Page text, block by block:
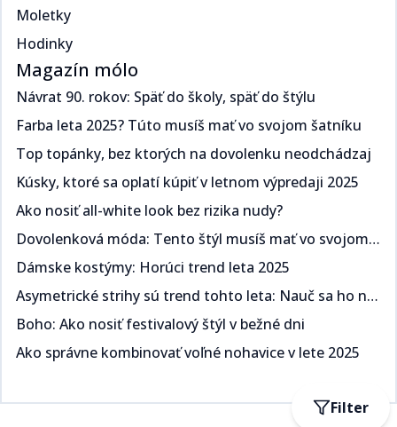
Filter
Moletky
Hodinky
Magazín mólo
Návrat 90. rokov: Späť do školy, späť do štýlu​​​​‌ ‍ ​‍​‍‌‍ ‌ ​‍‌‍‍‌‌‍‌ ‌‍‍‌‌‍ ‍​‍​‍​ ‍‍​‍​‍‌ ​ ‌‍​‌‌‍ ‍‌‍‍‌‌ ‌​‌ ‍‌​‍ ‍‌‍‍‌‌‍ ​‍​‍​‍ ​​‍​‍‌‍‍​‌ ​‍‌‍‌‌‌‍‌‍​‍​‍​ ‍‍​‍​‍‌‍‍​‌ ‌​‌ ‌​‌ ​​​ ‍‍​‍ ​‍ ‌‍ ​‌‍ ‌‍​ ‌‍​‌‌‍ ​‌‍‍​‌‍ ‌ ​ ‌ ‌​​ ‍‍​ ​ ​ ​​​ ​​​ ​​​‍ ‌ ​ ‌ ‌​‌ ‌‌‌‍‌​‌‍‍‌‌‍ ​‍ ‌‍‍‌‌‍ ‍‌ ‌​‌‍‌‌‌‍ ‍‌ ‌​​‍ ‌‍‌‌‌‍‌​‌‍‍‌‌ ‌​​‍ ‌‍ ‌‌‍ ‌‍‌​‌‍‌‌​ ‌‌ ​​‌ ​‍‌‍‌‌‌ ​ ‌‍‌‌‌‍ ‍‌ ‌​‌‍​‌‌ ‌​‌‍‍‌‌‍ ‌‍ ‍​ ‍ ‌‍‍‌‌‍‌​​ ‌​ ​‍‌‍​ ‌‍​ ‌‍‌​​ ‍​​ ‍​​ ‌‌​ ​‌​‍ ‌​ ‍​​ ​ ‌‍​‌​ ​‌​‍ ‌​ ‌​‌‍‌​​ ​‌​ ​‍​‍ ‌‌‍​‌‌‍​‌​ ​​​ ​​​‍ ‌​ ‍‌​ ‌ ​ ​‌‌‍​ ​ ​‌​ ​‌‌‍​‍‌‍‌​​ ​‍‌‍‌​‌‍‌‍​ ‌ ​ ‍ ‌ ‌​‌ ‍‌‌ ​​‌‍‌‌​ ‌‌ ​​‌‍ ‌ ​ ‌ ‌​​ ‍ ‌ ​​‌‍​‌‌ ‌​‌‍‍​​ ‌‌ ‌​‌‍‍‌‌ ‌​‌‍ ​‌‍‌‌​ ‌‍​‍‌‍​‌‌ ​ ‌‍‌‌‌‌‌‌‌ ​‍‌‍ ​​ ‌‌‍‍​‌ ‌​‌ ‌​‌ ​​​‍‌‌​ ​ ‌​​‌​‍‌‌​ ​‍‌​‌‍​‍‌‌​ ​‍‌​‌‍‌‍ ​‌‍ ‌‍​ ‌‍​‌‌‍ ​‌‍‍​‌‍ ‌ ​ ‌ ‌​​‍‌‌​ ​ ‌​​‌​ ​ ​ ​​​ ​​​ ​​​‍‌‌​ ​‍‌​‌‍‌ ​ ‌ ‌​‌ ‌‌‌‍‌​‌‍‍‌‌‍ ​‍‌‍‌‍‍‌‌‍‌​​ ‌​ ​‍‌‍​ ‌‍​ ‌‍‌​​ ‍​​ ‍​​ ‌‌​ ​‌​‍ ‌​ ‍​​ ​ ‌‍​‌​ ​‌​‍ ‌​ ‌​‌‍‌​​ ​‌​ ​‍​‍ ‌‌‍​‌‌‍​‌​ ​​​ ​​​‍ ‌​ ‍‌​ ‌ ​ ​‌‌‍​ ​ ​‌​ ​‌‌‍​‍‌‍‌​​ ​‍‌‍‌​‌‍‌‍​ ‌ ​‍‌‍‌ ‌​‌ ‍‌‌ ​​‌‍‌‌​ ‌‌ ​​‌‍ ‌ ​ ‌ ‌​​‍‌‍‌ ​​‌‍​‌‌ ‌​‌‍‍​​ ‌‌ ‌​‌‍‍‌‌ ‌​‌‍ ​‌‍‌‌​‍‌‍‌ ​​‌‍‌‌‌ ​‍‌ ​ ‌ ​​‌‍‌‌‌‍​ ‌ ‌​‌‍‍‌‌ ‌‍‌‍‌‌​ ‌‌ ​​‌ ‌‌‌‍​‍‌‍ ​‌‍‍‌‌ ​ ‌‍‍​‌‍‌‌‌‍‌​​‍​‍‌ ‌
Farba leta 2025? Túto musíš mať vo svojom šatníku ​​​​‌ ‍ ​‍​‍‌‍ ‌ ​‍‌‍‍‌‌‍‌ ‌‍‍‌‌‍ ‍​‍​‍​ ‍‍​‍​‍‌ ​ ‌‍​‌‌‍ ‍‌‍‍‌‌ ‌​‌ ‍‌​‍ ‍‌‍‍‌‌‍ ​‍​‍​‍ ​​‍​‍‌‍‍​‌ ​‍‌‍‌‌‌‍‌‍​‍​‍​ ‍‍​‍​‍‌‍‍​‌ ‌​‌ ‌​‌ ​​​ ‍‍​‍ ​‍ ‌‍ ​‌‍ ‌‍​ ‌‍​‌‌‍ ​‌‍‍​‌‍ ‌ ​ ‌ ‌​​ ‍‍​ ​ ​ ​​​ ​​​ ​​​‍ ‌ ​ ‌ ‌​‌ ‌‌‌‍‌​‌‍‍‌‌‍ ​‍ ‌‍‍‌‌‍ ‍‌ ‌​‌‍‌‌‌‍ ‍‌ ‌​​‍ ‌‍‌‌‌‍‌​‌‍‍‌‌ ‌​​‍ ‌‍ ‌‌‍ ‌‍‌​‌‍‌‌​ ‌‌ ​​‌ ​‍‌‍‌‌‌ ​ ‌‍‌‌‌‍ ‍‌ ‌​‌‍​‌‌ ‌​‌‍‍‌‌‍ ‌‍ ‍​ ‍ ‌‍‍‌‌‍‌​​ ‌​ ​‌‌‍​‌​ ‌​​ ‌‍​ ​​‌‍​‌​ ​‍‌‍​‍​‍ ‌​ ‍​‌‍​‍‌‍​‍‌‍‌‍​‍ ‌​ ‌​‌‍‌‍​ ​​​ ​‍​‍ ‌‌‍​‌‌‍​‍​ ‌ ‌‍‌‍​‍ ‌‌‍‌‍​ ‍‌‌‍​ ‌‍​‍​ ‍‌​ ‍‌‌‍‌‌​ ​​‌‍‌‍​ ​ ‌‍‌​​ ​‍​ ‍ ‌ ‌​‌ ‍‌‌ ​​‌‍‌‌​ ‌‌ ​​‌‍ ‌ ​ ‌ ‌​​ ‍ ‌ ​​‌‍​‌‌ ‌​‌‍‍​​ ‌‌ ‌​‌‍‍‌‌ ‌​‌‍ ​‌‍‌‌​ ‌‍​‍‌‍​‌‌ ​ ‌‍‌‌‌‌‌‌‌ ​‍‌‍ ​​ ‌‌‍‍​‌ ‌​‌ ‌​‌ ​​​‍‌‌​ ​ ‌​​‌​‍‌‌​ ​‍‌​‌‍​‍‌‌​ ​‍‌​‌‍‌‍ ​‌‍ ‌‍​ ‌‍​‌‌‍ ​‌‍‍​‌‍ ‌ ​ ‌ ‌​​‍‌‌​ ​ ‌​​‌​ ​ ​ ​​​ ​​​ ​​​‍‌‌​ ​‍‌​‌‍‌ ​ ‌ ‌​‌ ‌‌‌‍‌​‌‍‍‌‌‍ ​‍‌‍‌‍‍‌‌‍‌​​ ‌​ ​‌‌‍​‌​ ‌​​ ‌‍​ ​​‌‍​‌​ ​‍‌‍​‍​‍ ‌​ ‍​‌‍​‍‌‍​‍‌‍‌‍​‍ ‌​ ‌​‌‍‌‍​ ​​​ ​‍​‍ ‌‌‍​‌‌‍​‍​ ‌ ‌‍‌‍​‍ ‌‌‍‌‍​ ‍‌‌‍​ ‌‍​‍​ ‍‌​ ‍‌‌‍‌‌​ ​​‌‍‌‍​ ​ ‌‍‌​​ ​‍​‍‌‍‌ ‌​‌ ‍‌‌ ​​‌‍‌‌​ ‌‌ ​​‌‍ ‌ ​ ‌ ‌​​‍‌‍‌ ​​‌‍​‌‌ ‌​‌‍‍​​ ‌‌ ‌​‌‍‍‌‌ ‌​‌‍ ​‌‍‌‌​‍‌‍‌ ​​‌‍‌‌‌ ​‍‌ ​ ‌ ​​‌‍‌‌‌‍​ ‌ ‌​‌‍‍‌‌ ‌‍‌‍‌‌​ ‌‌ ​​‌ ‌‌‌‍​‍‌‍ ​‌‍‍‌‌ ​ ‌‍‍​‌‍‌‌‌‍‌​​‍​‍‌ ‌
Top topánky, bez ktorých na dovolenku neodchádzaj​​​​‌ ‍ ​‍​‍‌‍ ‌ ​‍‌‍‍‌‌‍‌ ‌‍‍‌‌‍ ‍​‍​‍​ ‍‍​‍​‍‌ ​ ‌‍​‌‌‍ ‍‌‍‍‌‌ ‌​‌ ‍‌​‍ ‍‌‍‍‌‌‍ ​‍​‍​‍ ​​‍​‍‌‍‍​‌ ​‍‌‍‌‌‌‍‌‍​‍​‍​ ‍‍​‍​‍‌‍‍​‌ ‌​‌ ‌​‌ ​​​ ‍‍​‍ ​‍ ‌‍ ​‌‍ ‌‍​ ‌‍​‌‌‍ ​‌‍‍​‌‍ ‌ ​ ‌ ‌​​ ‍‍​ ​ ​ ​​​ ​​​ ​​​‍ ‌ ​ ‌ ‌​‌ ‌‌‌‍‌​‌‍‍‌‌‍ ​‍ ‌‍‍‌‌‍ ‍‌ ‌​‌‍‌‌‌‍ ‍‌ ‌​​‍ ‌‍‌‌‌‍‌​‌‍‍‌‌ ‌​​‍ ‌‍ ‌‌‍ ‌‍‌​‌‍‌‌​ ‌‌ ​​‌ ​‍‌‍‌‌‌ ​ ‌‍‌‌‌‍ ‍‌ ‌​‌‍​‌‌ ‌​‌‍‍‌‌‍ ‌‍ ‍​ ‍ ‌‍‍‌‌‍‌​​ ‌​ ​‌​ ‍‌​ ​‍‌‍​ ​ ‌ ​ ​‌​ ‌‌​ ​‍​‍ ‌‌‍​‌‌‍​‌​ ‍​‌‍​‍​‍ ‌​ ‌​​ ‌‌​ ‍‌‌‍‌‍​‍ ‌‌‍​‌​ ‍​​ ‌ ​ ‍​​‍ ‌​ ‍‌​ ‌ ​ ​​​ ‍‌‌‍​ ​ ‍​​ ‍‌​ ​‍​ ​​‌‍‌‍‌‍​‍‌‍‌‌​ ‍ ‌ ‌​‌ ‍‌‌ ​​‌‍‌‌​ ‌‌ ​​‌‍ ‌ ​ ‌ ‌​​ ‍ ‌ ​​‌‍​‌‌ ‌​‌‍‍​​ ‌‌ ‌​‌‍‍‌‌ ‌​‌‍ ​‌‍‌‌​ ‌‍​‍‌‍​‌‌ ​ ‌‍‌‌‌‌‌‌‌ ​‍‌‍ ​​ ‌‌‍‍​‌ ‌​‌ ‌​‌ ​​​‍‌‌​ ​ ‌​​‌​‍‌‌​ ​‍‌​‌‍​‍‌‌​ ​‍‌​‌‍‌‍ ​‌‍ ‌‍​ ‌‍​‌‌‍ ​‌‍‍​‌‍ ‌ ​ ‌ ‌​​‍‌‌​ ​ ‌​​‌​ ​ ​ ​​​ ​​​ ​​​‍‌‌​ ​‍‌​‌‍‌ ​ ‌ ‌​‌ ‌‌‌‍‌​‌‍‍‌‌‍ ​‍‌‍‌‍‍‌‌‍‌​​ ‌​ ​‌​ ‍‌​ ​‍‌‍​ ​ ‌ ​ ​‌​ ‌‌​ ​‍​‍ ‌‌‍​‌‌‍​‌​ ‍​‌‍​‍​‍ ‌​ ‌​​ ‌‌​ ‍‌‌‍‌‍​‍ ‌‌‍​‌​ ‍​​ ‌ ​ ‍​​‍ ‌​ ‍‌​ ‌ ​ ​​​ ‍‌‌‍​ ​ ‍​​ ‍‌​ ​‍​ ​​‌‍‌‍‌‍​‍‌‍‌‌​‍‌‍‌ ‌​‌ ‍‌‌ ​​‌‍‌‌​ ‌‌ ​​‌‍ ‌ ​ ‌ ‌​​‍‌‍‌ ​​‌‍​‌‌ ‌​‌‍‍​​ ‌‌ ‌​‌‍‍‌‌ ‌​‌‍ ​‌‍‌‌​‍‌‍‌ ​​‌‍‌‌‌ ​‍‌ ​ ‌ ​​‌‍‌‌‌‍​ ‌ ‌​‌‍‍‌‌ ‌‍‌‍‌‌​ ‌‌ ​​‌ ‌‌‌‍​‍‌‍ ​‌‍‍‌‌ ​ ‌‍‍​‌‍‌‌‌‍‌​​‍​‍‌ ‌
Kúsky, ktoré sa oplatí kúpiť v letnom výpredaji 2025​​​​‌ ‍ ​‍​‍‌‍ ‌ ​‍‌‍‍‌‌‍‌ ‌‍‍‌‌‍ ‍​‍​‍​ ‍‍​‍​‍‌ ​ ‌‍​‌‌‍ ‍‌‍‍‌‌ ‌​‌ ‍‌​‍ ‍‌‍‍‌‌‍ ​‍​‍​‍ ​​‍​‍‌‍‍​‌ ​‍‌‍‌‌‌‍‌‍​‍​‍​ ‍‍​‍​‍‌‍‍​‌ ‌​‌ ‌​‌ ​​​ ‍‍​‍ ​‍ ‌‍ ​‌‍ ‌‍​ ‌‍​‌‌‍ ​‌‍‍​‌‍ ‌ ​ ‌ ‌​​ ‍‍​ ​ ​ ​​​ ​​​ ​​​‍ ‌ ​ ‌ ‌​‌ ‌‌‌‍‌​‌‍‍‌‌‍ ​‍ ‌‍‍‌‌‍ ‍‌ ‌​‌‍‌‌‌‍ ‍‌ ‌​​‍ ‌‍‌‌‌‍‌​‌‍‍‌‌ ‌​​‍ ‌‍ ‌‌‍ ‌‍‌​‌‍‌‌​ ‌‌ ​​‌ ​‍‌‍‌‌‌ ​ ‌‍‌‌‌‍ ‍‌ ‌​‌‍​‌‌ ‌​‌‍‍‌‌‍ ‌‍ ‍​ ‍ ‌‍‍‌‌‍‌​​ ‌‌‍​‌‌‍​‍​ ​ ​ ‌​‌‍‌​‌‍‌‌​ ​ ‌‍‌​​‍ ‌​ ‍‌​ ​‌​ ‍‌​ ​‍​‍ ‌​ ‌​‌‍​‌​ ​‌​ ‍​​‍ ‌‌‍​‌​ ‌‌​ ‍​‌‍‌‌​‍ ‌‌‍‌‍​ ‌‌‌‍​‌‌‍​‌​ ​‌‌‍​ ​ ‍‌​ ‌ ‌‍‌​‌‍​‌​ ​​‌‍​ ​ ‍ ‌ ‌​‌ ‍‌‌ ​​‌‍‌‌​ ‌‌ ​​‌‍ ‌ ​ ‌ ‌​​ ‍ ‌ ​​‌‍​‌‌ ‌​‌‍‍​​ ‌‌ ‌​‌‍‍‌‌ ‌​‌‍ ​‌‍‌‌​ ‌‍​‍‌‍​‌‌ ​ ‌‍‌‌‌‌‌‌‌ ​‍‌‍ ​​ ‌‌‍‍​‌ ‌​‌ ‌​‌ ​​​‍‌‌​ ​ ‌​​‌​‍‌‌​ ​‍‌​‌‍​‍‌‌​ ​‍‌​‌‍‌‍ ​‌‍ ‌‍​ ‌‍​‌‌‍ ​‌‍‍​‌‍ ‌ ​ ‌ ‌​​‍‌‌​ ​ ‌​​‌​ ​ ​ ​​​ ​​​ ​​​‍‌‌​ ​‍‌​‌‍‌ ​ ‌ ‌​‌ ‌‌‌‍‌​‌‍‍‌‌‍ ​‍‌‍‌‍‍‌‌‍‌​​ ‌‌‍​‌‌‍​‍​ ​ ​ ‌​‌‍‌​‌‍‌‌​ ​ ‌‍‌​​‍ ‌​ ‍‌​ ​‌​ ‍‌​ ​‍​‍ ‌​ ‌​‌‍​‌​ ​‌​ ‍​​‍ ‌‌‍​‌​ ‌‌​ ‍​‌‍‌‌​‍ ‌‌‍‌‍​ ‌‌‌‍​‌‌‍​‌​ ​‌‌‍​ ​ ‍‌​ ‌ ‌‍‌​‌‍​‌​ ​​‌‍​ ​‍‌‍‌ ‌​‌ ‍‌‌ ​​‌‍‌‌​ ‌‌ ​​‌‍ ‌ ​ ‌ ‌​​‍‌‍‌ ​​‌‍​‌‌ ‌​‌‍‍​​ ‌‌ ‌​‌‍‍‌‌ ‌​‌‍ ​‌‍‌‌​‍‌‍‌ ​​‌‍‌‌‌ ​‍‌ ​ ‌ ​​‌‍‌‌‌‍​ ‌ ‌​‌‍‍‌‌ ‌‍‌‍‌‌​ ‌‌ ​​‌ ‌‌‌‍​‍‌‍ ​‌‍‍‌‌ ​ ‌‍‍​‌‍‌‌‌‍‌​​‍​‍‌ ‌
Ako nosiť all-white look bez rizika nudy?​​​​‌ ‍ ​‍​‍‌‍ ‌ ​‍‌‍‍‌‌‍‌ ‌‍‍‌‌‍ ‍​‍​‍​ ‍‍​‍​‍‌ ​ ‌‍​‌‌‍ ‍‌‍‍‌‌ ‌​‌ ‍‌​‍ ‍‌‍‍‌‌‍ ​‍​‍​‍ ​​‍​‍‌‍‍​‌ ​‍‌‍‌‌‌‍‌‍​‍​‍​ ‍‍​‍​‍‌‍‍​‌ ‌​‌ ‌​‌ ​​​ ‍‍​‍ ​‍ ‌‍ ​‌‍ ‌‍​ ‌‍​‌‌‍ ​‌‍‍​‌‍ ‌ ​ ‌ ‌​​ ‍‍​ ​ ​ ​​​ ​​​ ​​​‍ ‌ ​ ‌ ‌​‌ ‌‌‌‍‌​‌‍‍‌‌‍ ​‍ ‌‍‍‌‌‍ ‍‌ ‌​‌‍‌‌‌‍ ‍‌ ‌​​‍ ‌‍‌‌‌‍‌​‌‍‍‌‌ ‌​​‍ ‌‍ ‌‌‍ ‌‍‌​‌‍‌‌​ ‌‌ ​​‌ ​‍‌‍‌‌‌ ​ ‌‍‌‌‌‍ ‍‌ ‌​‌‍​‌‌ ‌​‌‍‍‌‌‍ ‌‍ ‍​ ‍ ‌‍‍‌‌‍‌​​ ‌‌‍‌‍​ ‌‌​ ‍‌​ ‍‌​ ‍​​ ‌‌‌‍‌‍​ ​ ​‍ ‌​ ‍‌‌‍​ ​ ​ ‌‍​‌​‍ ‌​ ‌​‌‍‌‌​ ‌​​ ​​​‍ ‌​ ‍​​ ‌ ​ ​‍‌‍‌‌​‍ ‌​ ‌​​ ​‌‌‍‌​‌‍‌‌‌‍‌‌‌‍​‍‌‍‌‌​ ​‌​ ‍‌‌‍‌‌​ ‌‍​ ‌ ​ ‍ ‌ ‌​‌ ‍‌‌ ​​‌‍‌‌​ ‌‌ ​​‌‍ ‌ ​ ‌ ‌​​ ‍ ‌ ​​‌‍​‌‌ ‌​‌‍‍​​ ‌‌ ‌​‌‍‍‌‌ ‌​‌‍ ​‌‍‌‌​ ‌‍​‍‌‍​‌‌ ​ ‌‍‌‌‌‌‌‌‌ ​‍‌‍ ​​ ‌‌‍‍​‌ ‌​‌ ‌​‌ ​​​‍‌‌​ ​ ‌​​‌​‍‌‌​ ​‍‌​‌‍​‍‌‌​ ​‍‌​‌‍‌‍ ​‌‍ ‌‍​ ‌‍​‌‌‍ ​‌‍‍​‌‍ ‌ ​ ‌ ‌​​‍‌‌​ ​ ‌​​‌​ ​ ​ ​​​ ​​​ ​​​‍‌‌​ ​‍‌​‌‍‌ ​ ‌ ‌​‌ ‌‌‌‍‌​‌‍‍‌‌‍ ​‍‌‍‌‍‍‌‌‍‌​​ ‌‌‍‌‍​ ‌‌​ ‍‌​ ‍‌​ ‍​​ ‌‌‌‍‌‍​ ​ ​‍ ‌​ ‍‌‌‍​ ​ ​ ‌‍​‌​‍ ‌​ ‌​‌‍‌‌​ ‌​​ ​​​‍ ‌​ ‍​​ ‌ ​ ​‍‌‍‌‌​‍ ‌​ ‌​​ ​‌‌‍‌​‌‍‌‌‌‍‌‌‌‍​‍‌‍‌‌​ ​‌​ ‍‌‌‍‌‌​ ‌‍​ ‌ ​‍‌‍‌ ‌​‌ ‍‌‌ ​​‌‍‌‌​ ‌‌ ​​‌‍ ‌ ​ ‌ ‌​​‍‌‍‌ ​​‌‍​‌‌ ‌​‌‍‍​​ ‌‌ ‌​‌‍‍‌‌ ‌​‌‍ ​‌‍‌‌​‍‌‍‌ ​​‌‍‌‌‌ ​‍‌ ​ ‌ ​​‌‍‌‌‌‍​ ‌ ‌​‌‍‍‌‌ ‌‍‌‍‌‌​ ‌‌ ​​‌ ‌‌‌‍​‍‌‍ ​‌‍‍‌‌ ​ ‌‍‍​‌‍‌‌‌‍‌​​‍​‍‌ ‌
Dovolenková móda: Tento štýl musíš mať vo svojom šatníku ​​​​‌ ‍ ​‍​‍‌‍ ‌ ​‍‌‍‍‌‌‍‌ ‌‍‍‌‌‍ ‍​‍​‍​ ‍‍​‍​‍‌ ​ ‌‍​‌‌‍ ‍‌‍‍‌‌ ‌​‌ ‍‌​‍ ‍‌‍‍‌‌‍ ​‍​‍​‍ ​​‍​‍‌‍‍​‌ ​‍‌‍‌‌‌‍‌‍​‍​‍​ ‍‍​‍​‍‌‍‍​‌ ‌​‌ ‌​‌ ​​​ ‍‍​‍ ​‍ ‌‍ ​‌‍ ‌‍​ ‌‍​‌‌‍ ​‌‍‍​‌‍ ‌ ​ ‌ ‌​​ ‍‍​ ​ ​ ​​​ ​​​ ​​​‍ ‌ ​ ‌ ‌​‌ ‌‌‌‍‌​‌‍‍‌‌‍ ​‍ ‌‍‍‌‌‍ ‍‌ ‌​‌‍‌‌‌‍ ‍‌ ‌​​‍ ‌‍‌‌‌‍‌​‌‍‍‌‌ ‌​​‍ ‌‍ ‌‌‍ ‌‍‌​‌‍‌‌​ ‌‌ ​​‌ ​‍‌‍‌‌‌ ​ ‌‍‌‌‌‍ ‍‌ ‌​‌‍​‌‌ ‌​‌‍‍‌‌‍ ‌‍ ‍​ ‍ ‌‍‍‌‌‍‌​​ ‌​ ​​​ ‌‌​ ​​‌‍‌‌​ ‍​‌‍‌​​ ​​‌‍‌‌​‍ ‌​ ​​​ ‍‌​ ‌ ​ ‍​​‍ ‌​ ‌​​ ​ ‌‍​ ​ ‌​​‍ ‌​ ‍‌‌‍​‌​ ‍‌​ ​​​‍ ‌​ ‍​​ ​‌​ ‍​​ ​‍​ ​​‌‍‌‌​ ​ ​ ​‌​ ​ ‌‍​ ​ ‍​​ ​‍​ ‍ ‌ ‌​‌ ‍‌‌ ​​‌‍‌‌​ ‌‌ ​​‌‍ ‌ ​ ‌ ‌​​ ‍ ‌ ​​‌‍​‌‌ ‌​‌‍‍​​ ‌‌ ‌​‌‍‍‌‌ ‌​‌‍ ​‌‍‌‌​ ‌‍​‍‌‍​‌‌ ​ ‌‍‌‌‌‌‌‌‌ ​‍‌‍ ​​ ‌‌‍‍​‌ ‌​‌ ‌​‌ ​​​‍‌‌​ ​ ‌​​‌​‍‌‌​ ​‍‌​‌‍​‍‌‌​ ​‍‌​‌‍‌‍ ​‌‍ ‌‍​ ‌‍​‌‌‍ ​‌‍‍​‌‍ ‌ ​ ‌ ‌​​‍‌‌​ ​ ‌​​‌​ ​ ​ ​​​ ​​​ ​​​‍‌‌​ ​‍‌​‌‍‌ ​ ‌ ‌​‌ ‌‌‌‍‌​‌‍‍‌‌‍ ​‍‌‍‌‍‍‌‌‍‌​​ ‌​ ​​​ ‌‌​ ​​‌‍‌‌​ ‍​‌‍‌​​ ​​‌‍‌‌​‍ ‌​ ​​​ ‍‌​ ‌ ​ ‍​​‍ ‌​ ‌​​ ​ ‌‍​ ​ ‌​​‍ ‌​ ‍‌‌‍​‌​ ‍‌​ ​​​‍ ‌​ ‍​​ ​‌​ ‍​​ ​‍​ ​​‌‍‌‌​ ​ ​ ​‌​ ​ ‌‍​ ​ ‍​​ ​‍​‍‌‍‌ ‌​‌ ‍‌‌ ​​‌‍‌‌​ ‌‌ ​​‌‍ ‌ ​ ‌ ‌​​‍‌‍‌ ​​‌‍​‌‌ ‌​‌‍‍​​ ‌‌ ‌​‌‍‍‌‌ ‌​‌‍ ​‌‍‌‌​‍‌‍‌ ​​‌‍‌‌‌ ​‍‌ ​ ‌ ​​‌‍‌‌‌‍​ ‌ ‌​‌‍‍‌‌ ‌‍‌‍‌‌​ ‌‌ ​​‌ ‌‌‌‍​‍‌‍ ​‌‍‍‌‌ ​ ‌‍‍​‌‍‌‌‌‍‌​​‍​‍‌ ‌
Dámske kostýmy: Horúci trend leta 2025 ​​​​‌ ‍ ​‍​‍‌‍ ‌ ​‍‌‍‍‌‌‍‌ ‌‍‍‌‌‍ ‍​‍​‍​ ‍‍​‍​‍‌ ​ ‌‍​‌‌‍ ‍‌‍‍‌‌ ‌​‌ ‍‌​‍ ‍‌‍‍‌‌‍ ​‍​‍​‍ ​​‍​‍‌‍‍​‌ ​‍‌‍‌‌‌‍‌‍​‍​‍​ ‍‍​‍​‍‌‍‍​‌ ‌​‌ ‌​‌ ​​​ ‍‍​‍ ​‍ ‌‍ ​‌‍ ‌‍​ ‌‍​‌‌‍ ​‌‍‍​‌‍ ‌ ​ ‌ ‌​​ ‍‍​ ​ ​ ​​​ ​​​ ​​​‍ ‌ ​ ‌ ‌​‌ ‌‌‌‍‌​‌‍‍‌‌‍ ​‍ ‌‍‍‌‌‍ ‍‌ ‌​‌‍‌‌‌‍ ‍‌ ‌​​‍ ‌‍‌‌‌‍‌​‌‍‍‌‌ ‌​​‍ ‌‍ ‌‌‍ ‌‍‌​‌‍‌‌​ ‌‌ ​​‌ ​‍‌‍‌‌‌ ​ ‌‍‌‌‌‍ ‍‌ ‌​‌‍​‌‌ ‌​‌‍‍‌‌‍ ‌‍ ‍​ ‍ ‌‍‍‌‌‍‌​​ ‌​ ​‌​ ‍​​ ‍‌​ ​‌​ ‌​​ ‌‍‌‍‌​‌‍‌​​‍ ‌‌‍‌‌​ ‌ ​ ‌‌​ ‌​​‍ ‌​ ‌​​ ​‍​ ‌‍‌‍‌‍​‍ ‌​ ‍​​ ‌​‌‍‌‍​ ‌ ​‍ ‌​ ​‌‌‍‌​​ ‍‌​ ‌‌‌‍‌‍​ ​ ​ ​ ​ ​‍​ ​​​ ‌‌‌‍‌‍‌‍‌‍​ ‍ ‌ ‌​‌ ‍‌‌ ​​‌‍‌‌​ ‌‌ ​​‌‍ ‌ ​ ‌ ‌​​ ‍ ‌ ​​‌‍​‌‌ ‌​‌‍‍​​ ‌‌ ‌​‌‍‍‌‌ ‌​‌‍ ​‌‍‌‌​ ‌‍​‍‌‍​‌‌ ​ ‌‍‌‌‌‌‌‌‌ ​‍‌‍ ​​ ‌‌‍‍​‌ ‌​‌ ‌​‌ ​​​‍‌‌​ ​ ‌​​‌​‍‌‌​ ​‍‌​‌‍​‍‌‌​ ​‍‌​‌‍‌‍ ​‌‍ ‌‍​ ‌‍​‌‌‍ ​‌‍‍​‌‍ ‌ ​ ‌ ‌​​‍‌‌​ ​ ‌​​‌​ ​ ​ ​​​ ​​​ ​​​‍‌‌​ ​‍‌​‌‍‌ ​ ‌ ‌​‌ ‌‌‌‍‌​‌‍‍‌‌‍ ​‍‌‍‌‍‍‌‌‍‌​​ ‌​ ​‌​ ‍​​ ‍‌​ ​‌​ ‌​​ ‌‍‌‍‌​‌‍‌​​‍ ‌‌‍‌‌​ ‌ ​ ‌‌​ ‌​​‍ ‌​ ‌​​ ​‍​ ‌‍‌‍‌‍​‍ ‌​ ‍​​ ‌​‌‍‌‍​ ‌ ​‍ ‌​ ​‌‌‍‌​​ ‍‌​ ‌‌‌‍‌‍​ ​ ​ ​ ​ ​‍​ ​​​ ‌‌‌‍‌‍‌‍‌‍​‍‌‍‌ ‌​‌ ‍‌‌ ​​‌‍‌‌​ ‌‌ ​​‌‍ ‌ ​ ‌ ‌​​‍‌‍‌ ​​‌‍​‌‌ ‌​‌‍‍​​ ‌‌ ‌​‌‍‍‌‌ ‌​‌‍ ​‌‍‌‌​‍‌‍‌ ​​‌‍‌‌‌ ​‍‌ ​ ‌ ​​‌‍‌‌‌‍​ ‌ ‌​‌‍‍‌‌ ‌‍‌‍‌‌​ ‌‌ ​​‌ ‌‌‌‍​‍‌‍ ​‌‍‍‌‌ ​ ‌‍‍​‌‍‌‌‌‍‌​​‍​‍‌ ‌
Asymetrické strihy sú trend tohto leta: Nauč sa ho nosiť​​​​‌ ‍ ​‍​‍‌‍ ‌ ​‍‌‍‍‌‌‍‌ ‌‍‍‌‌‍ ‍​‍​‍​ ‍‍​‍​‍‌ ​ ‌‍​‌‌‍ ‍‌‍‍‌‌ ‌​‌ ‍‌​‍ ‍‌‍‍‌‌‍ ​‍​‍​‍ ​​‍​‍‌‍‍​‌ ​‍‌‍‌‌‌‍‌‍​‍​‍​ ‍‍​‍​‍‌‍‍​‌ ‌​‌ ‌​‌ ​​​ ‍‍​‍ ​‍ ‌‍ ​‌‍ ‌‍​ ‌‍​‌‌‍ ​‌‍‍​‌‍ ‌ ​ ‌ ‌​​ ‍‍​ ​ ​ ​​​ ​​​ ​​​‍ ‌ ​ ‌ ‌​‌ ‌‌‌‍‌​‌‍‍‌‌‍ ​‍ ‌‍‍‌‌‍ ‍‌ ‌​‌‍‌‌‌‍ ‍‌ ‌​​‍ ‌‍‌‌‌‍‌​‌‍‍‌‌ ‌​​‍ ‌‍ ‌‌‍ ‌‍‌​‌‍‌‌​ ‌‌ ​​‌ ​‍‌‍‌‌‌ ​ ‌‍‌‌‌‍ ‍‌ ‌​‌‍​‌‌ ‌​‌‍‍‌‌‍ ‌‍ ‍​ ‍ ‌‍‍‌‌‍‌​​ ‌​ ‌‍​ ‌ ​ ​​‌‍‌​‌‍‌‍​ ​ ​ ​‌‌‍​‍​‍ ‌​ ​ ​ ​ ​ ​‌​ ‌‍​‍ ‌​ ‌​‌‍‌​​ ‌ ​ ‌​​‍ ‌​ ‍​​ ‌‌​ ​ ​ ‌‍​‍ ‌​ ​ ​ ‌‌​ ​​‌‍‌​​ ‌‍​ ​‌‌‍‌‌‌‍​‍‌‍​ ‌‍​‍​ ‍‌‌‍‌​​ ‍ ‌ ‌​‌ ‍‌‌ ​​‌‍‌‌​ ‌‌ ​​‌‍ ‌ ​ ‌ ‌​​ ‍ ‌ ​​‌‍​‌‌ ‌​‌‍‍​​ ‌‌ ‌​‌‍‍‌‌ ‌​‌‍ ​‌‍‌‌​ ‌‍​‍‌‍​‌‌ ​ ‌‍‌‌‌‌‌‌‌ ​‍‌‍ ​​ ‌‌‍‍​‌ ‌​‌ ‌​‌ ​​​‍‌‌​ ​ ‌​​‌​‍‌‌​ ​‍‌​‌‍​‍‌‌​ ​‍‌​‌‍‌‍ ​‌‍ ‌‍​ ‌‍​‌‌‍ ​‌‍‍​‌‍ ‌ ​ ‌ ‌​​‍‌‌​ ​ ‌​​‌​ ​ ​ ​​​ ​​​ ​​​‍‌‌​ ​‍‌​‌‍‌ ​ ‌ ‌​‌ ‌‌‌‍‌​‌‍‍‌‌‍ ​‍‌‍‌‍‍‌‌‍‌​​ ‌​ ‌‍​ ‌ ​ ​​‌‍‌​‌‍‌‍​ ​ ​ ​‌‌‍​‍​‍ ‌​ ​ ​ ​ ​ ​‌​ ‌‍​‍ ‌​ ‌​‌‍‌​​ ‌ ​ ‌​​‍ ‌​ ‍​​ ‌‌​ ​ ​ ‌‍​‍ ‌​ ​ ​ ‌‌​ ​​‌‍‌​​ ‌‍​ ​‌‌‍‌‌‌‍​‍‌‍​ ‌‍​‍​ ‍‌‌‍‌​​‍‌‍‌ ‌​‌ ‍‌‌ ​​‌‍‌‌​ ‌‌ ​​‌‍ ‌ ​ ‌ ‌​​‍‌‍‌ ​​‌‍​‌‌ ‌​‌‍‍​​ ‌‌ ‌​‌‍‍‌‌ ‌​‌‍ ​‌‍‌‌​‍‌‍‌ ​​‌‍‌‌‌ ​‍‌ ​ ‌ ​​‌‍‌‌‌‍​ ‌ ‌​‌‍‍‌‌ ‌‍‌‍‌‌​ ‌‌ ​​‌ ‌‌‌‍​‍‌‍ ​‌‍‍‌‌ ​ ‌‍‍​‌‍‌‌‌‍‌​​‍​‍‌ ‌
Boho: Ako nosiť festivalový štýl v bežné dni
Ako správne kombinovať voľné nohavice v lete 2025​​​​‌ ‍ ​‍​‍‌‍ ‌ ​‍‌‍‍‌‌‍‌ ‌‍‍‌‌‍ ‍​‍​‍​ ‍‍​‍​‍‌ ​ ‌‍​‌‌‍ ‍‌‍‍‌‌ ‌​‌ ‍‌​‍ ‍‌‍‍‌‌‍ ​‍​‍​‍ ​​‍​‍‌‍‍​‌ ​‍‌‍‌‌‌‍‌‍​‍​‍​ ‍‍​‍​‍‌‍‍​‌ ‌​‌ ‌​‌ ​​​ ‍‍​‍ ​‍ ‌‍ ​‌‍ ‌‍​ ‌‍​‌‌‍ ​‌‍‍​‌‍ ‌ ​ ‌ ‌​​ ‍‍​ ​ ​ ​​​ ​​​ ​​​‍ ‌ ​ ‌ ‌​‌ ‌‌‌‍‌​‌‍‍‌‌‍ ​‍ ‌‍‍‌‌‍ ‍‌ ‌​‌‍‌‌‌‍ ‍‌ ‌​​‍ ‌‍‌‌‌‍‌​‌‍‍‌‌ ‌​​‍ ‌‍ ‌‌‍ ‌‍‌​‌‍‌‌​ ‌‌ ​​‌ ​‍‌‍‌‌‌ ​ ‌‍‌‌‌‍ ‍‌ ‌​‌‍​‌‌ ‌​‌‍‍‌‌‍ ‌‍ ‍​ ‍ ‌‍‍‌‌‍‌​​ ‌‌‍‌​​ ‍​​ ‍‌​ ​‌​ ‌‌​ ​‍​ ‌ ‌‍‌​​‍ ‌​ ‌‍​ ‍​​ ​‌​ ‍​​‍ ‌​ ‌​​ ‍‌​ ​ ​ ‌​​‍ ‌‌‍​‌‌‍‌​​ ​‍​ ‌​​‍ ‌​ ​ ​ ​ ​ ​​​ ‌‍​ ​ ​ ‌‌​ ‌ ​ ‍​​ ​‍​ ​​‌‍​‌​ ‌​​ ‍ ‌ ‌​‌ ‍‌‌ ​​‌‍‌‌​ ‌‌ ​​‌‍ ‌ ​ ‌ ‌​​ ‍ ‌ ​​‌‍​‌‌ ‌​‌‍‍​​ ‌‌ ‌​‌‍‍‌‌ ‌​‌‍ ​‌‍‌‌​ ‌‍​‍‌‍​‌‌ ​ ‌‍‌‌‌‌‌‌‌ ​‍‌‍ ​​ ‌‌‍‍​‌ ‌​‌ ‌​‌ ​​​‍‌‌​ ​ ‌​​‌​‍‌‌​ ​‍‌​‌‍​‍‌‌​ ​‍‌​‌‍‌‍ ​‌‍ ‌‍​ ‌‍​‌‌‍ ​‌‍‍​‌‍ ‌ ​ ‌ ‌​​‍‌‌​ ​ ‌​​‌​ ​ ​ ​​​ ​​​ ​​​‍‌‌​ ​‍‌​‌‍‌ ​ ‌ ‌​‌ ‌‌‌‍‌​‌‍‍‌‌‍ ​‍‌‍‌‍‍‌‌‍‌​​ ‌‌‍‌​​ ‍​​ ‍‌​ ​‌​ ‌‌​ ​‍​ ‌ ‌‍‌​​‍ ‌​ ‌‍​ ‍​​ ​‌​ ‍​​‍ ‌​ ‌​​ ‍‌​ ​ ​ ‌​​‍ ‌‌‍​‌‌‍‌​​ ​‍​ ‌​​‍ ‌​ ​ ​ ​ ​ ​​​ ‌‍​ ​ ​ ‌‌​ ‌ ​ ‍​​ ​‍​ ​​‌‍​‌​ ‌​​‍‌‍‌ ‌​‌ ‍‌‌ ​​‌‍‌‌​ ‌‌ ​​‌‍ ‌ ​ ‌ ‌​​‍‌‍‌ ​​‌‍​‌‌ ‌​‌‍‍​​ ‌‌ ‌​‌‍‍‌‌ ‌​‌‍ ​‌‍‌‌​‍‌‍‌ ​​‌‍‌‌‌ ​‍‌ ​ ‌ ​​‌‍‌‌‌‍​ ‌ ‌​‌‍‍‌‌ ‌‍‌‍‌‌​ ‌‌ ​​‌ ‌‌‌‍​‍‌‍ ​‌‍‍‌‌ ​ ‌‍‍​‌‍‌‌‌‍‌​​‍​‍‌ ‌